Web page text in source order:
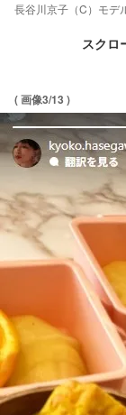
長谷川京子（C）モデ
スクロ
( 画像3/13 )